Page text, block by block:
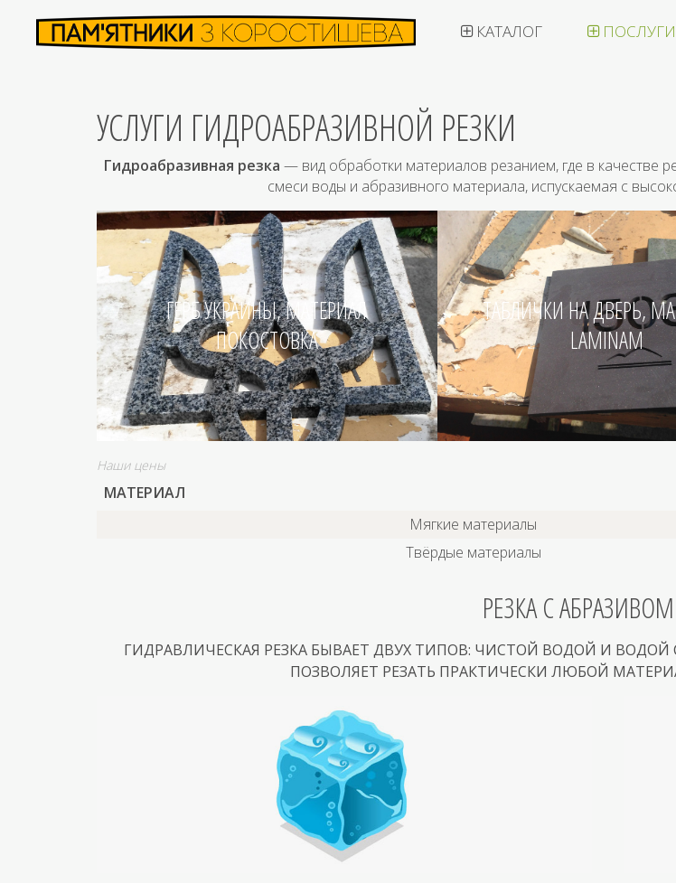
КАТАЛОГ ПОСЛУГИ
УСЛУГИ ГИДРОАБРАЗИВНОЙ РЕЗКИ
Гидроабразивная резка — вид обработки материалов резанием, где в качестве
смеси воды и абразивного материала, испускаемая с
ГЕРБ УКРАИНЫ, МАТЕРИАЛ
ПОКОСТОВКА
ТАБЛИЧКИ НА ДВЕРЬ,
LAMINAM
Наши цены
МАТЕРИАЛ
Мягкие материалы
Твёрдые материалы
РЕЗКА С
ГИДРАВЛИЧЕСКАЯ РЕЗКА БЫВАЕТ ДВУХ ТИПОВ: ЧИСТОЙ ВОДОЙ И
ПОЗВОЛЯЕТ РЕЗАТЬ ПРАКТИЧЕСКИ ЛЮБОЙ